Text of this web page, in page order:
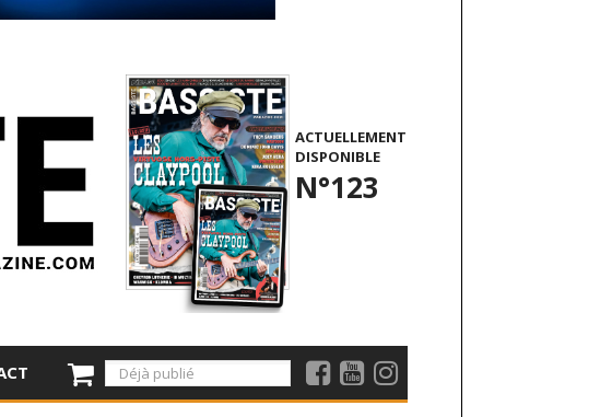
ACTUELLEMENT
DISPONIBLE
N°123